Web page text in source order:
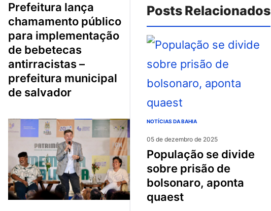
prefeitura lança
chamamento público
para implementação
de bebetecas
antirracistas –
prefeitura municipal
de salvador
Posts Relacionados
NOTÍCIAS DA BAHIA
05 de dezembro de 2025
população se divide
sobre prisão de
bolsonaro, aponta
quaest